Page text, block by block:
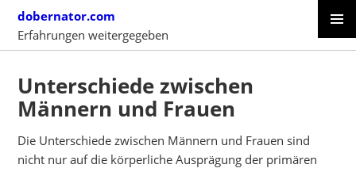
content
dobernator.com
Erfahrungen weitergegeben
CONTENT
Unterschiede zwischen
Männern und Frauen
Die Unterschiede zwischen Männern und Frauen sind
nicht nur auf die körperliche Ausprägung der primären